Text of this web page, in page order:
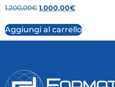
1.200,00€ 1.000,00€
Aggiungi al carrello